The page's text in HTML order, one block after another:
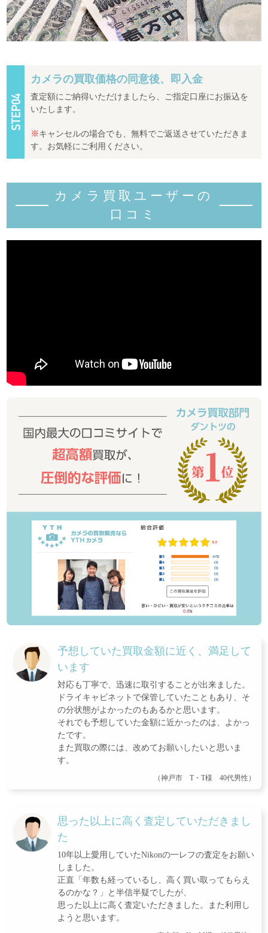
カメラの買取価格の同意後、即入金
査定額にご納得いただけましたら、ご指定口座にお振込を
いたします。
※キャンセルの場合でも、無料でご返送させていただきま
す。お気軽にご利用ください。
カメラ買取ユーザーの
口コミ
予想していた買取金額に近く、満足して
います
対応も丁寧で、迅速に取引することが出来ました。
ドライキャビネットで保管していたこともあり、そ
の分状態がよかったのもあるかと思います。
それでも予想していた金額に近かったのは、よかっ
たです。
また買取の際には、改めてお願いしたいと思いま
す。
（神戸市 T・T様 40代男性）
思った以上に高く査定していただきまし
た
10年以上愛用していたNikonの一レフの査定をお願い
しました。
正直「年数も経っているし、高く買い取ってもらえ
るのかな？」と半信半疑でしたが、
思った以上に高く査定いただきました。また利用し
ようと思います。